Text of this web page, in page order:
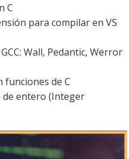
C
para compilar en VS
Wall, Pedantic, Werror
funciones de C
de entero (Integer